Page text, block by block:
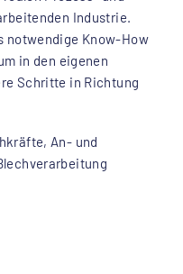
Industrie.
notwendige Know-How
in den eigenen
Schritte in Richtung
An- und